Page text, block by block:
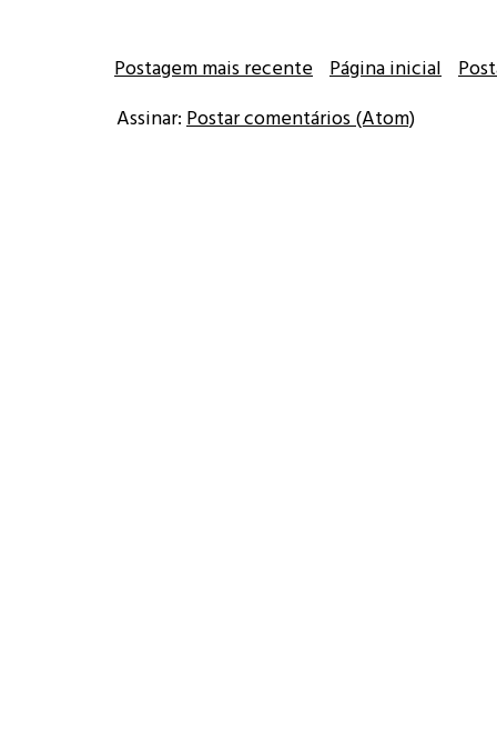
Postagem mais recente Página inicial
Assinar: Postar comentários (Atom)